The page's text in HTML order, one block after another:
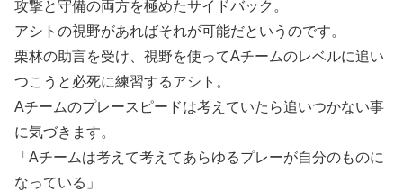
攻撃と守備の両方を極めたサイドバック。
アシトの視野があればそれが可能だというのです。
栗林の助言を受け、視野を使ってAチームのレベルに追い
つこうと必死に練習するアシト。
Aチームのプレースピードは考えていたら追いつかない事
に気づきます。
「Aチームは考えて考えてあらゆるプレーが自分のものに
なっている」